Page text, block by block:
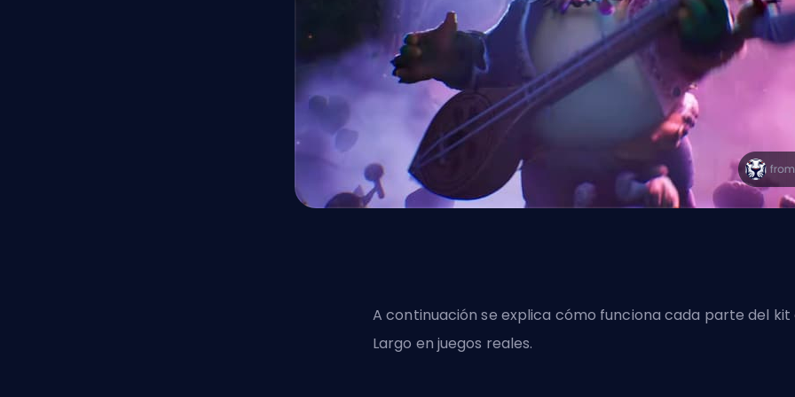
A continuación se explica cómo funciona cada parte del kit
Largo en juegos reales.